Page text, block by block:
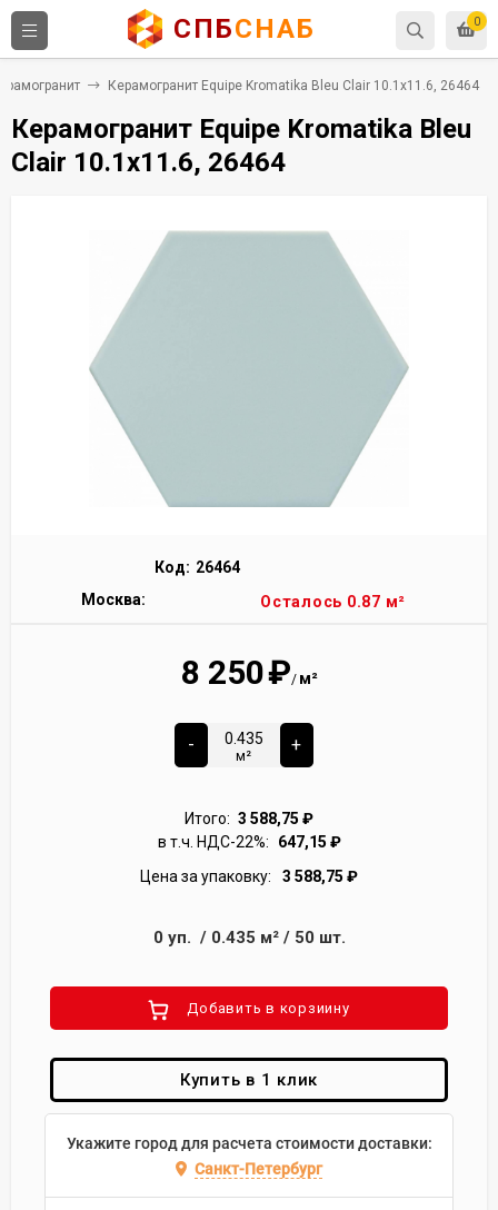
0
СПБСНАБ
Керамогранит Equipe Kromatika Bleu Сlair 10.1x11.6, 26464
Керамогранит Equipe Kromatika Bleu
Сlair 10.1x11.6, 26464
Код: 26464
Москва:
Осталось 0.87 м²
8 250₽/ м²
-
м²
+
Итого: 3 588,75 ₽
в т.ч. НДС-22%:
647,15 ₽
Цена за упаковку:
3 588,75 ₽
0 уп. / 0.435 м²/ 50 шт.
Добавить в корзиину
Купить в 1 клик
Укажите город для расчета стоимости доставки:
Санкт-Петербург